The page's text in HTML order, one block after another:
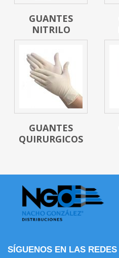
GUANTES
NITRILO
GUANTES
QUIRURGICOS
SÍGUENOS EN LAS REDES